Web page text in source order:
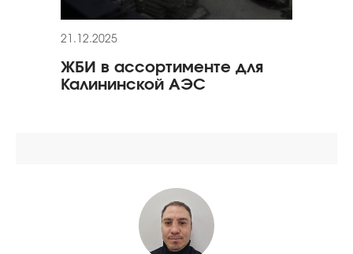
21.12.2025
ЖБИ в ассортименте для
Калининской АЭС